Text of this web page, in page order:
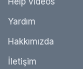
Yardım
Hakkımızda
İletişim